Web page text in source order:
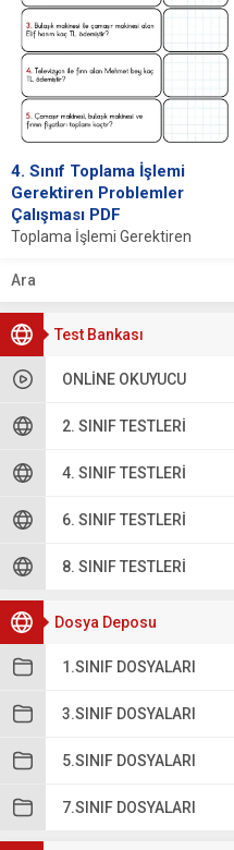
Test Bankası
ONLINE OKUYUCU
2. SINIF TESTLERI
4. SINIF TESTLERI
6. SINIF TESTLERI
8. SINIF TESTLERI
Dosya Deposu
1.SINIF DOSYALARI
3.SINIF DOSYALARI
5.SINIF DOSYALARI
7.SINIF DOSYALARI
4. Sınıf Toplama İşlemi
Gerektiren Problemler
Çalışması PDF
Toplama İşlemi Gerektiren
İşleminin Temel Kavramları
Toplama işlemi, matematikte en
temel dört...